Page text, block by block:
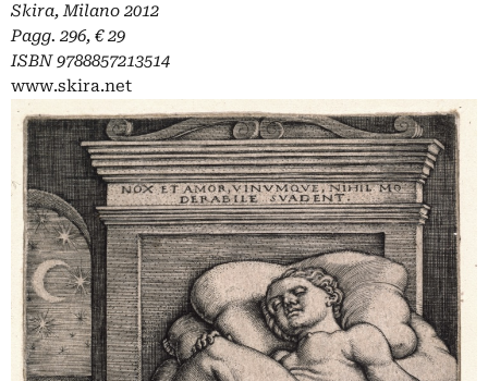
Skira, Milano 2012
Pagg. 296, € 29
ISBN 9788857213514
www.skira.net